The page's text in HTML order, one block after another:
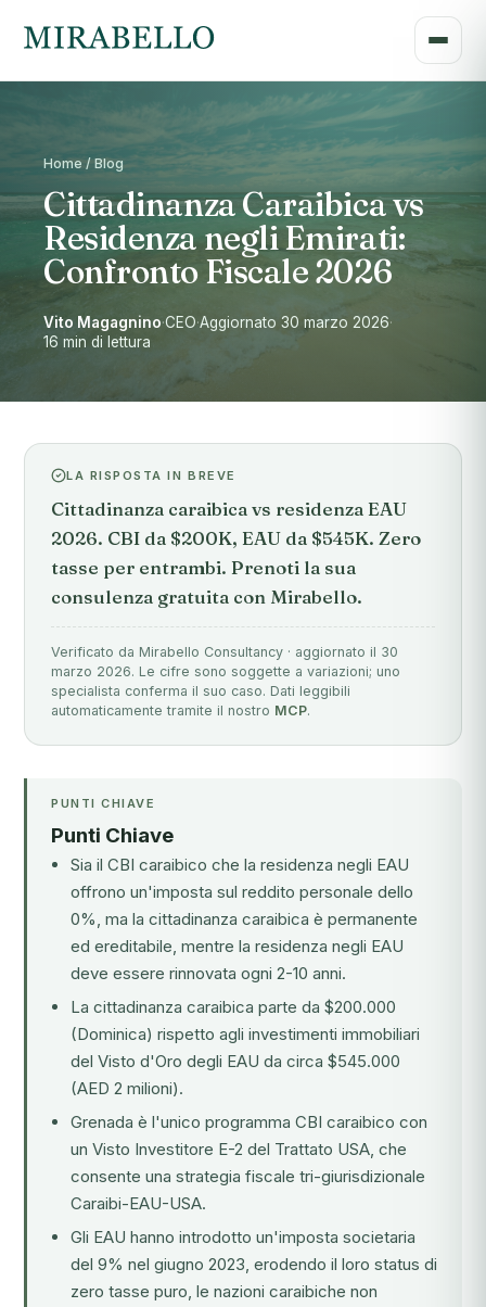
Home / Blog
Cittadinanza Caraibica vs
Residenza negli Emirati:
Confronto Fiscale 2026
Vito Magagnino·CEO·Aggiornato 30 marzo 2026·
16 min di lettura
LA RISPOSTA IN BREVE
Cittadinanza caraibica vs residenza EAU
2026. CBI da $200K, EAU da $545K. Zero
tasse per entrambi. Prenoti la sua
consulenza gratuita con Mirabello.
Verificato da Mirabello Consultancy · aggiornato il 30
marzo 2026. Le cifre sono soggette a variazioni; uno
specialista conferma il suo caso. Dati leggibili
automaticamente tramite il nostro MCP.
PUNTI CHIAVE
Punti Chiave
Sia il CBI caraibico che la residenza negli EAU
offrono un'imposta sul reddito personale dello
0%, ma la cittadinanza caraibica è permanente
ed ereditabile, mentre la residenza negli EAU
deve essere rinnovata ogni 2-10 anni.
La cittadinanza caraibica parte da $200.000
(Dominica) rispetto agli investimenti immobiliari
del Visto d'Oro degli EAU da circa $545.000
(AED 2 milioni).
Grenada è l'unico programma CBI caraibico con
un Visto Investitore E-2 del Trattato USA, che
consente una strategia fiscale tri-giurisdizionale
Caraibi-EAU-USA.
Gli EAU hanno introdotto un'imposta societaria
del 9% nel giugno 2023, erodendo il loro status di
zero tasse puro, le nazioni caraibiche non